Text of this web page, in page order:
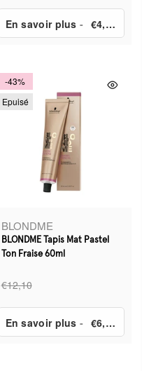
En savoir plus - €4,97
-43%
Epuisé
BLONDME
BLONDME Tapis Mat Pastel
Ton Fraise 60ml
€12,10
En savoir plus - €6,90